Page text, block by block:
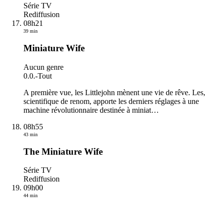
Série TV
Rediffusion
08h21
39 min
Miniature Wife
Aucun genre
0.0.-Tout
A première vue, les Littlejohn mènent une vie de rêve. Les,
scientifique de renom, apporte les derniers réglages à une
machine révolutionnaire destinée à miniat…
08h55
43 min
The Miniature Wife
Série TV
Rediffusion
09h00
44 min